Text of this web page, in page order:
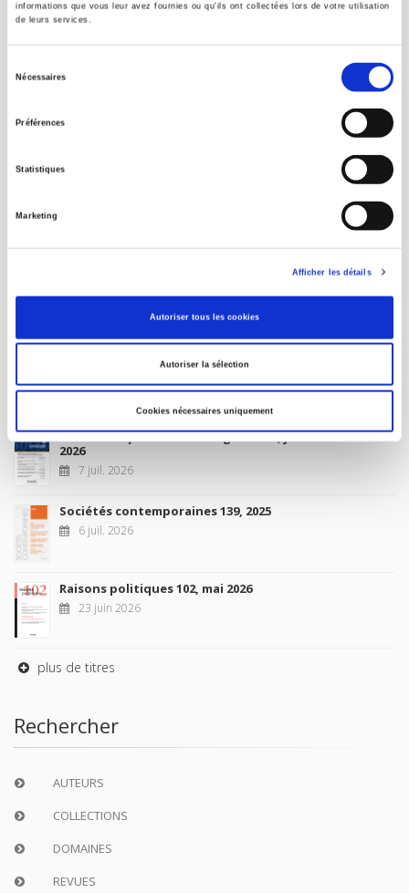
informations que vous leur avez fournies ou qu'ils ont collectées lors de votre utilisation
de leurs services.
Nécessaires
Préférences
Statistiques
Marketing
Afficher les détails
Autoriser tous les cookies
Autoriser la sélection
Cookies nécessaires uniquement
FOREIGN RIGHTS
POUR LES LIBRAIRES
CONDITIONS GÉNÉRALES
À paraître
Revue française de science politique 76-2, avril-juin
10 juil. 2026
Revue française de sociologie 66 3/4, juillet-décembre
2026
7 juil. 2026
Sociétés contemporaines 139, 2025
6 juil. 2026
Raisons politiques 102, mai 2026
23 juin 2026
plus de titres
Rechercher
AUTEURS
COLLECTIONS
DOMAINES
REVUES